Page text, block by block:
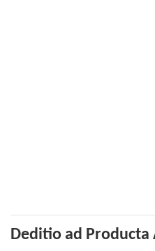
Deditio ad